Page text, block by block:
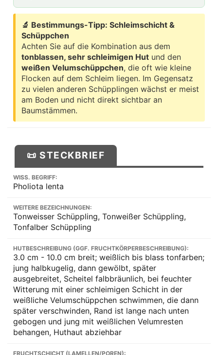
🔬 Bestimmungs-Tipp: Schleimschicht &
Schüppchen
Achten Sie auf die Kombination aus dem
tonblassen, sehr schleimigen Hut und den
weißen Velumschüppchen, die oft wie kleine
Flocken auf dem Schleim liegen. Im Gegensatz
zu vielen anderen Schüpplingen wächst er meist
am Boden und nicht direkt sichtbar an
Baumstämmen.
📜 STECKBRIEF
WISS. BEGRIFF:
Pholiota lenta
WEITERE BEZEICHNUNGEN:
Tonweisser Schüppling, Tonweißer Schüppling,
Tonfalber Schüppling
HUTBESCHREIBUNG (GGF. FRUCHTKÖRPERBESCHREIBUNG):
3.0 cm - 10.0 cm breit; weißlich bis blass tonfarben;
jung halbkugelig, dann gewölbt, später
ausgebreitet, Scheitel falbbräunlich, bei feuchter
Witterung mit einer schleimigen Schicht in der
weißliche Velumschüppchen schwimmen, die dann
später verschwinden, Rand ist lange nach unten
gebogen und jung mit weißlichen Velumresten
behangen, Huthaut abziehbar
FRUCHTSCHICHT (LAMELLEN/POREN):